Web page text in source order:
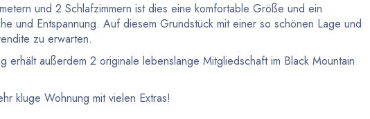
und 2 Schlafzimmern ist dies eine komfortable Größe und ein
und Entspannung. Auf diesem Grundstück mit einer so schönen Lage und
zu erwarten.
erhält außerdem 2 originale lebenslange Mitgliedschaft im Black Mountain
kluge Wohnung mit vielen Extras!